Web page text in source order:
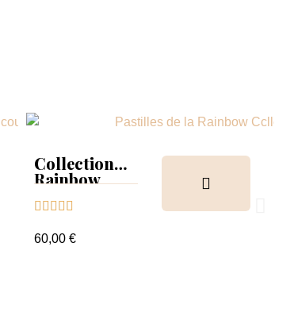
Collection
Rainbow
nuancier
    
60,00 €